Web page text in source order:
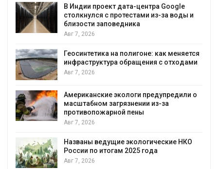
В Индии проект дата-центра Google
столкнулся с протестами из-за воды и
близости заповедника
Авг 7, 2026
Геосинтетика на полигоне: как меняется
инфраструктура обращения с отходами
Авг 7, 2026
Американские экологи предупредили о
масштабном загрязнении из-за
противопожарной пены
Авг 7, 2026
Названы ведущие экологические НКО
России по итогам 2025 года
Авг 7, 2026